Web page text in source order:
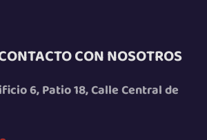
CON NOSOTROS
6, Patio 18, Calle Central de